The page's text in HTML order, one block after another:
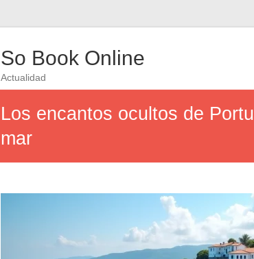
So Book Online
Actualidad
Los encantos ocultos de
mar